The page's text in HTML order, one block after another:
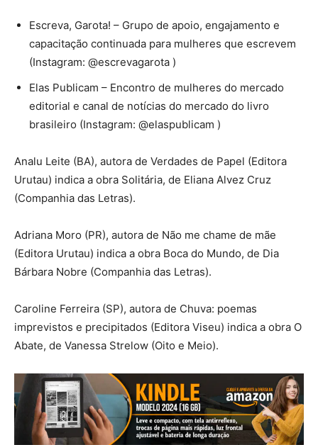
Escreva, Garota! – Grupo de apoio, engajamento e
capacitação continuada para mulheres que escrevem
(Instagram: @escrevagarota )
Elas Publicam – Encontro de mulheres do mercado
editorial e canal de notícias do mercado do livro
brasileiro (Instagram: @elaspublicam )
Analu Leite (BA), autora de Verdades de Papel (Editora
Urutau) indica a obra Solitária, de Eliana Alvez Cruz
(Companhia das Letras).
Adriana Moro (PR), autora de Não me chame de mãe
(Editora Urutau) indica a obra Boca do Mundo, de Dia
Bárbara Nobre (Companhia das Letras).
Caroline Ferreira (SP), autora de Chuva: poemas
imprevistos e precipitados (Editora Viseu) indica a obra O
Abate, de Vanessa Strelow (Oito e Meio).